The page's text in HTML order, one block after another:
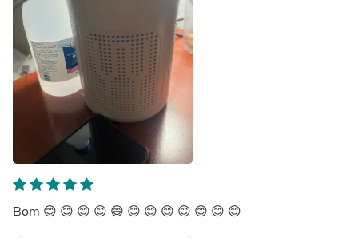
Bom 😊 😊 😊 😊 😄 😊 😊 😊 😊 😊 😊 😊